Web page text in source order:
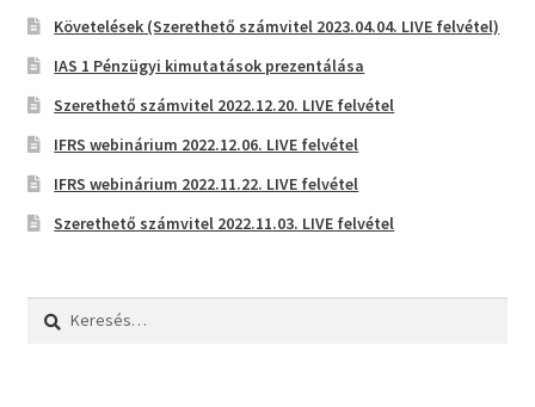
Követelések (Szerethető számvitel 2023.04.04. LIVE felvétel)
IAS 1 Pénzügyi kimutatások prezentálása
Szerethető számvitel 2022.12.20. LIVE felvétel
IFRS webinárium 2022.12.06. LIVE felvétel
IFRS webinárium 2022.11.22. LIVE felvétel
Szerethető számvitel 2022.11.03. LIVE felvétel
Keresés: